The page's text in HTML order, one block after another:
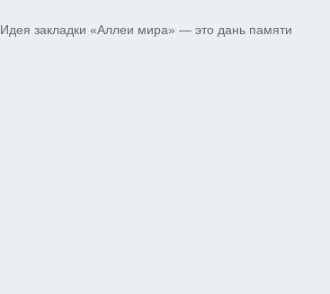
закладки «Аллеи мира» — это дань памяти